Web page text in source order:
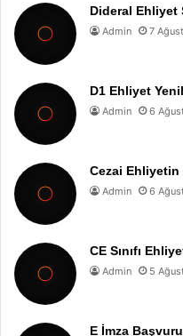
Dideral Ehliyet
Admin 7
D1 Ehliyet
Admin 6
Cezai Ehliyetin
Admin 6
CE Sınıfı
Admin 5
E İmza